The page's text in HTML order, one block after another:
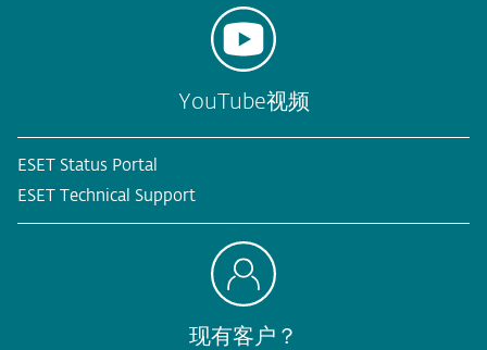
YouTube视频
ESET Status Portal
ESET Technical Support
现有客户？